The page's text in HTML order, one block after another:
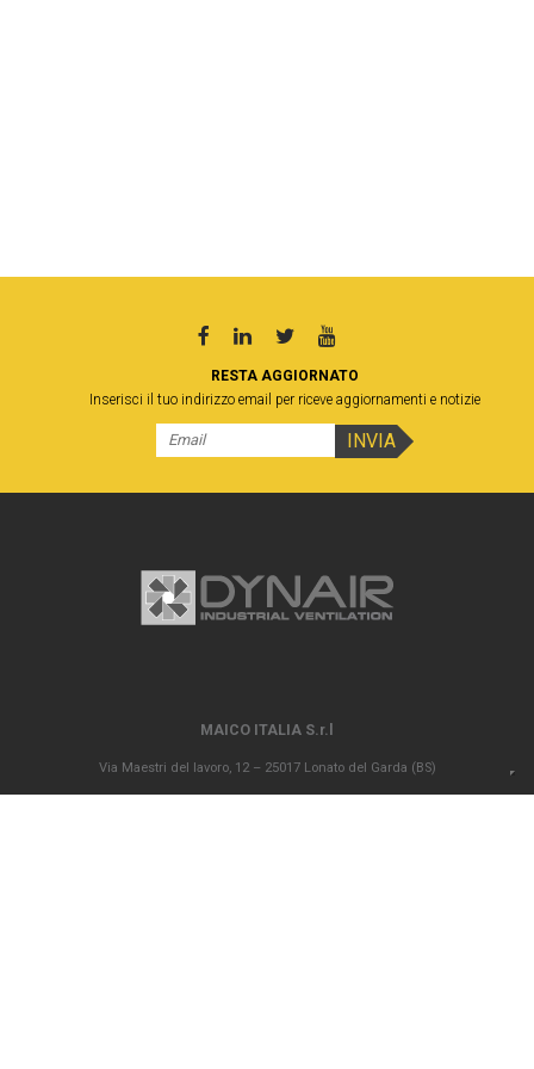
RESTA AGGIORNATO
Inserisci il tuo indirizzo email per riceve aggiornamenti e notizie
MAICO ITALIA S.r.l
Via Maestri del lavoro, 12 – 25017 Lonato del Garda (BS)